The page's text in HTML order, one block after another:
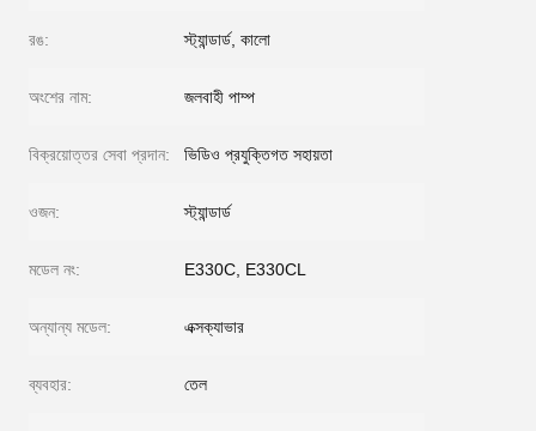
রঙ: স্ট্যান্ডার্ড, কালো
অংশের নাম: জলবাহী পাম্প
বিক্রয়োত্তর সেবা প্রদান: ভিডিও প্রযুক্তিগত সহায়তা
ওজন: স্ট্যান্ডার্ড
মডেল নং: E330C, E330CL
অন্যান্য মডেল: এক্সক্যাভার
ব্যবহার: তেল